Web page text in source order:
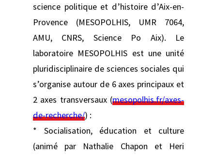
science politique et d’histoire d’Aix-en-
Provence (MESOPOLHIS, UMR 7064,
AMU, CNRS, Science Po Aix). Le
laboratoire MESOPOLHIS est une unité
pluridisciplinaire de sciences sociales qui
s’organise autour de 6 axes principaux et
2 axes transversaux (mesopolhis.fr/axes-
de-recherche/) :
* Socialisation, éducation et culture
(animé par Nathalie Chapon et Heri